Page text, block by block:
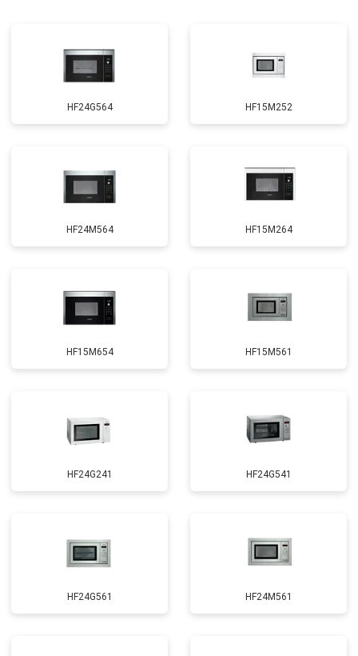
HF24G564 HF15M252
HF24M564 HF15M264
HF15M654 HF15M561
HF24G241 HF24G541
HF24G561 HF24M561